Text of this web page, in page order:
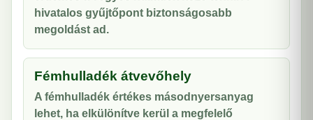
hivatalos gyűjtőpont biztonságosabb
megoldást ad.
Fémhulladék átvevőhely
A fémhulladék értékes másodnyersanyag
lehet, ha elkülönítve kerül a megfelelő